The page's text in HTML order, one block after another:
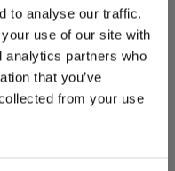
to analyse our traffic.
use of our site with
analytics partners who
that you’ve
from your use